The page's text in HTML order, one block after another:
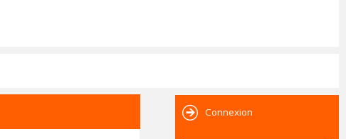
Connexion